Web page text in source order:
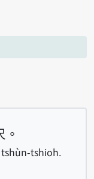
tshioh.